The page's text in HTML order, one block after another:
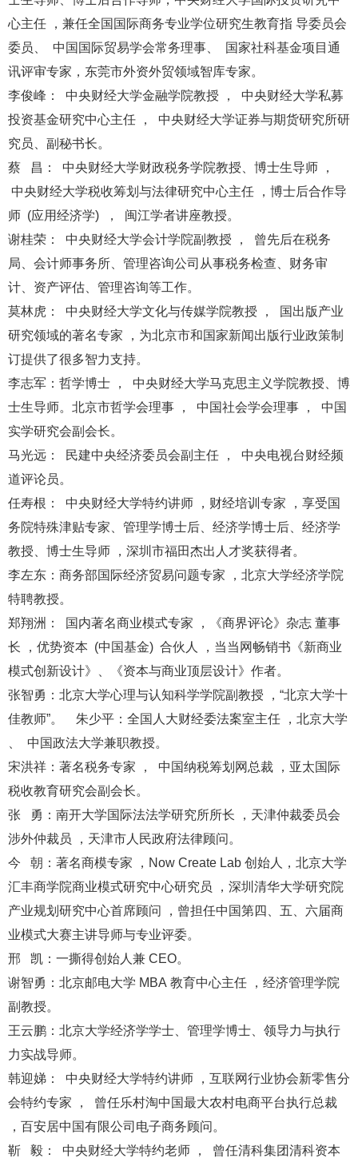
心主任 ，兼任全国国际商务专业学位研究生教育指 导委员会
委员、 中国国际贸易学会常务理事、 国家社科基金项目通
讯评审专家，东莞市外资外贸领域智库专家。
李俊峰： 中央财经大学金融学院教授 ， 中央财经大学私募
投资基金研究中心主任 ， 中央财经大学证券与期货研究所研
究员、副秘书长。
蔡 昌： 中央财经大学财政税务学院教授、博士生导师 ，
中央财经大学税收筹划与法律研究中心主任 ，博士后合作导
师 (应用经济学) ， 闽江学者讲座教授。
谢桂荣： 中央财经大学会计学院副教授 ， 曾先后在税务
局、会计师事务所、管理咨询公司从事税务检查、财务审
计、资产评估、管理咨询等工作。
莫林虎： 中央财经大学文化与传媒学院教授 ， 国出版产业
研究领域的著名专家 ，为北京市和国家新闻出版行业政策制
订提供了很多智力支持。
李志军：哲学博士 ， 中央财经大学马克思主义学院教授、博
士生导师。北京市哲学会理事 ， 中国社会学会理事 ， 中国
实学研究会副会长。
马光远： 民建中央经济委员会副主任 ， 中央电视台财经频
道评论员。
任寿根： 中央财经大学特约讲师 ，财经培训专家 ，享受国
务院特殊津贴专家、管理学博士后、经济学博士后、经济学
教授、博士生导师 ，深圳市福田杰出人才奖获得者。
李左东：商务部国际经济贸易问题专家 ，北京大学经济学院
特聘教授。
郑翔洲： 国内著名商业模式专家 ，《商界评论》杂志 董事
长 ，优势资本 (中国基金) 合伙人 ，当当网畅销书《新商业
模式创新设计》、《资本与商业顶层设计》作者。
张智勇：北京大学心理与认知科学学院副教授 ，“北京大学十
佳教师”。 朱少平：全国人大财经委法案室主任 ，北京大学
、 中国政法大学兼职教授。
宋洪祥：著名税务专家 ， 中国纳税筹划网总裁 ，亚太国际
税收教育研究会副会长。
张 勇：南开大学国际法法学研究所所长 ，天津仲裁委员会
涉外仲裁员 ，天津市人民政府法律顾问。
今 朝：著名商模专家 ，Now Create Lab 创始人，北京大学
汇丰商学院商业模式研究中心研究员 ，深圳清华大学研究院
产业规划研究中心首席顾问 ，曾担任中国第四、五、六届商
业模式大赛主讲导师与专业评委。
邢 凯：一撕得创始人兼 CEO。
谢智勇：北京邮电大学 MBA 教育中心主任 ，经济管理学院
副教授。
王云鹏：北京大学经济学学士、管理学博士、领导力与执行
力实战导师。
韩迎娣： 中央财经大学特约讲师 ，互联网行业协会新零售分
会特约专家 ， 曾任乐村淘中国最大农村电商平台执行总裁
，百安居中国有限公司电子商务顾问。
靳 毅： 中央财经大学特约老师 ， 曾任清科集团清科资本